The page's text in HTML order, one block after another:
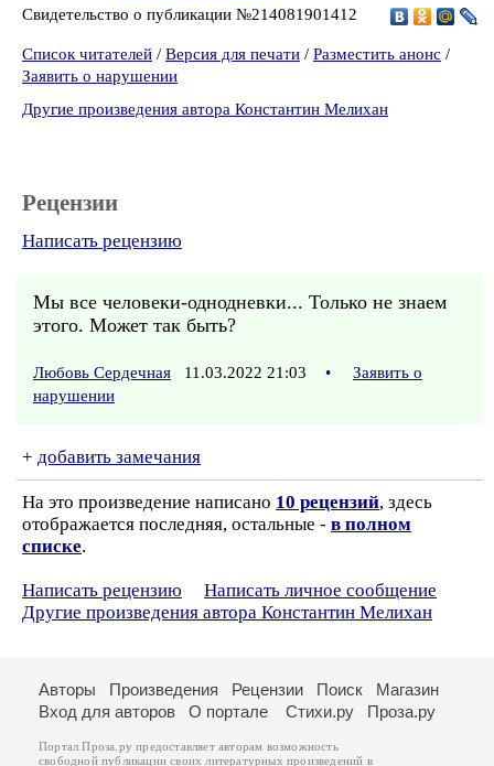
Свидетельство о публикации №214081901412
Список читателей / Версия для печати / Разместить анонс /
Заявить о нарушении
Другие произведения автора Константин Мелихан
Рецензии
Написать рецензию
Мы все человеки-однодневки... Только не знаем
этого. Может так быть?
Любовь Сердечная 11.03.2022 21:03 •
Заявить о
нарушении
+ добавить замечания
На это произведение написано 10 рецензий, здесь
отображается последняя, остальные - в полном
списке.
Написать рецензию
Написать личное сообщение
Другие произведения автора Константин Мелихан
Авторы Произведения Рецензии Поиск
Магазин
Вход для авторов
О портале Стихи.ру Проза.ру
Портал Проза.ру предоставляет авторам возможность
свободной публикации своих литературных произведений в